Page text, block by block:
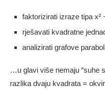
faktorizirati izraze tipa x²
rješavati kvadratne
analizirati grafove
…u glavi više nemaju “suhe
razlika dvaju kvadrata =